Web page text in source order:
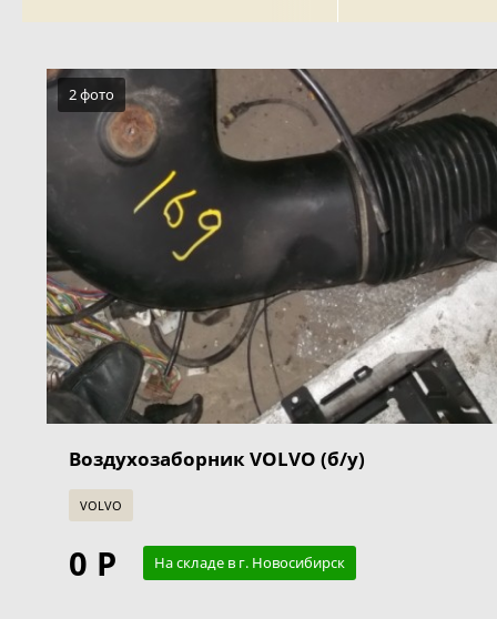
2 фото
Воздухозаборник VOLVO (б/у)
VOLVO
0 Р На складе в г. Новосибирск